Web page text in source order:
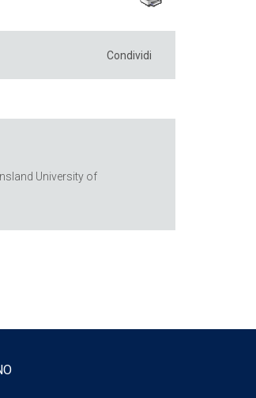
Condividi
University of